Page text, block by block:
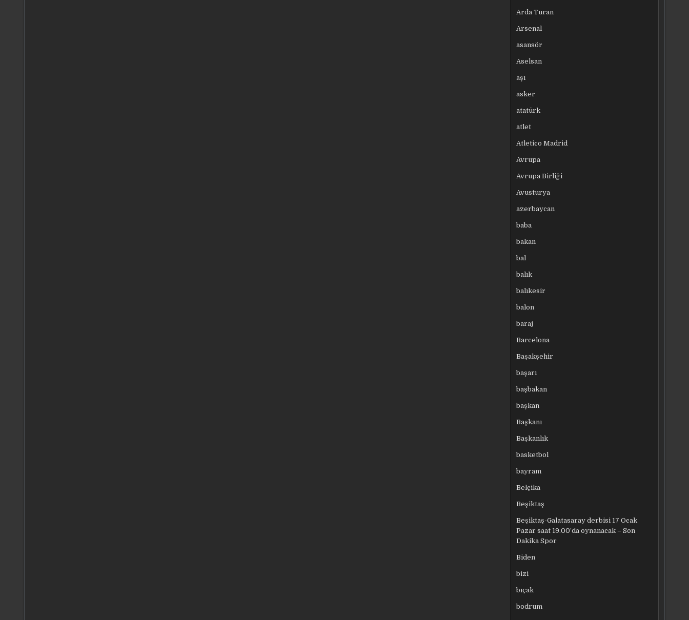
Arda Turan
Arsenal
asansör
Aselsan
aşı
asker
atatürk
atlet
Atletico Madrid
Avrupa
Avrupa Birliği
Avusturya
azerbaycan
baba
bakan
bal
balık
balıkesir
balon
baraj
Barcelona
Başakşehir
başarı
başbakan
başkan
Başkanı
Başkanlık
basketbol
bayram
Belçika
Beşiktaş
Beşiktaş-Galatasaray derbisi 17 Ocak
Pazar saat 19.00’da oynanacak – Son
Dakika Spor
Biden
bizi
bıçak
bodrum